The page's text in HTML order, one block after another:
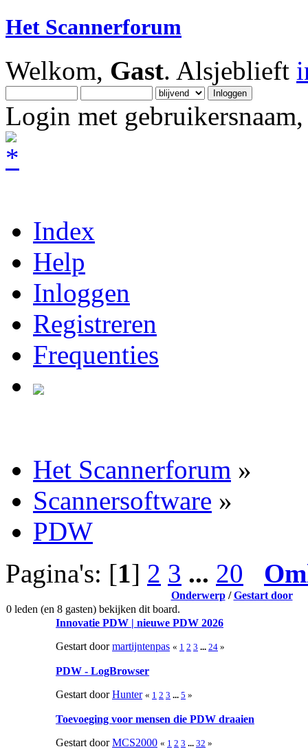
Het Scannerforum
Welkom, Gast. Alsjeblieft
Login met
Index
Help
Inloggen
Registreren
Frequenties
Het Scannerforum »
Scannersoftware »
PDW
Pagina's: [1] 2 3 ... 20
Onderwerp/Gestart door
0 leden (en 8 gasten) bekijken dit board.
Innovatie PDW | nieuwe PDW 2026
Gestart doormartijntenpas « 1 2 3 ... 24 »
PDW - LogBrowser
Gestart doorHunter « 1 2 3 ... 5 »
Toevoeging voor mensen die PDW draaien
Gestart doorMCS2000 « 1 2 3 ... 32 »